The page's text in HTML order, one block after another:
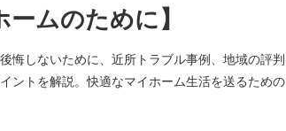
ムのために】
悔しないために、近所トラブル事例、地域の評判
ントを解説。快適なマイホーム生活を送るための